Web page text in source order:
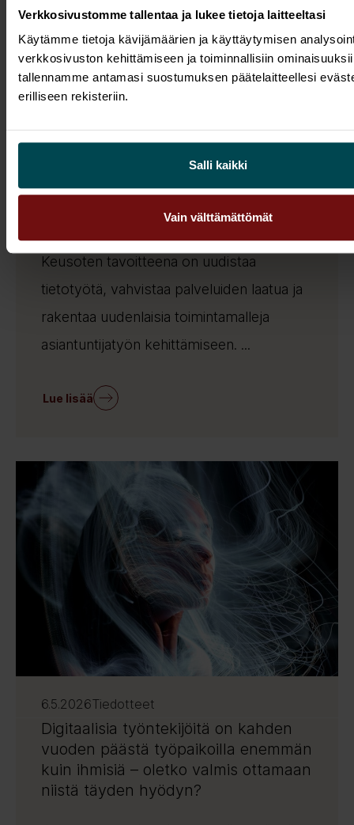
Verkkosivustomme tallentaa ja lukee tietoja laitteeltasi
Käytämme tietoja kävijämäärien ja käyttäytymisen
verkkosivuston kehittämiseen ja toiminnallisiin
tallennamme antamasi suostumuksen päätelaitteellesi
erilliseen rekisteriin.
Salli kaikki
Vain välttämättömät
3.6.2026AI
Keusote tuo digitaaliset työntekijät
ensimmäinen laaja käyttöönotto
hyvinvointialueella
Keusoten tavoitteena on uudistaa
tietotyötä, vahvistaa palveluiden laatua ja
rakentaa uudenlaisia toimintamalleja
asiantuntijatyön kehittämiseen. ...
Lue lisää
6.5.2026Tiedotteet
Digitaalisia työntekijöitä on kahden
vuoden päästä työpaikoilla enemmän
kuin ihmisiä – oletko valmis ottamaan
niistä täyden hyödyn?